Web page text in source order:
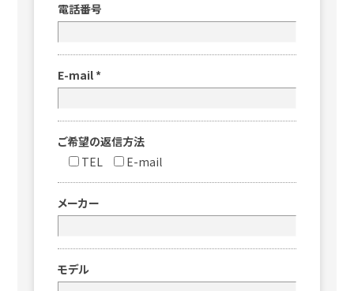
電話番号
E-mail *
ご希望の返信方法
TEL
E-mail
メーカー
モデル